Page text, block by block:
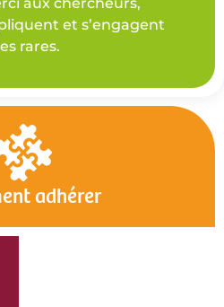
et s’engagent
rares.
adhérer